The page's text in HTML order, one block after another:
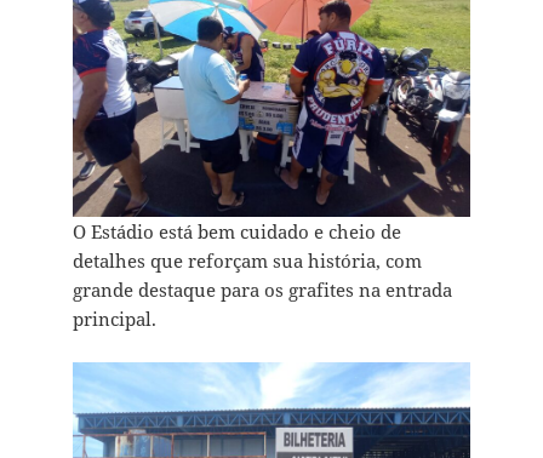
O Estádio está bem cuidado e cheio de
detalhes que reforçam sua história, com
grande destaque para os grafites na entrada
principal.